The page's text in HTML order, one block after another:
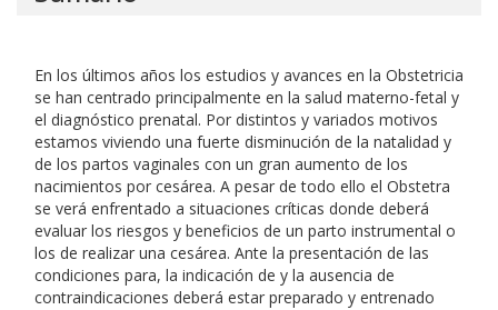
En los últimos años los estudios y avances en la Obstetricia
se han centrado principalmente en la salud materno-fetal y
el diagnóstico prenatal. Por distintos y variados motivos
estamos viviendo una fuerte disminución de la natalidad y
de los partos vaginales con un gran aumento de los
nacimientos por cesárea. A pesar de todo ello el Obstetra
se verá enfrentado a situaciones críticas donde deberá
evaluar los riesgos y beneficios de un parto instrumental o
los de realizar una cesárea. Ante la presentación de las
condiciones para, la indicación de y la ausencia de
contraindicaciones deberá estar preparado y entrenado